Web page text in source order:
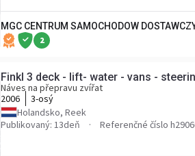
MGC CENTRUM SAMOCHODOW
2
Finkl 3 deck - lift- water - vans -
Náves na přepravu zvířat
2006
3-osý
Holandsko, Reek
Publikovaný: 13deň
Referenčné číslo